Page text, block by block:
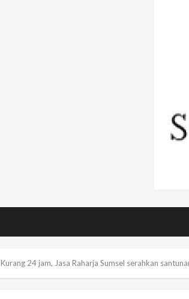
Kurang 24 jam, Jasa Raharja Sumsel serahkan